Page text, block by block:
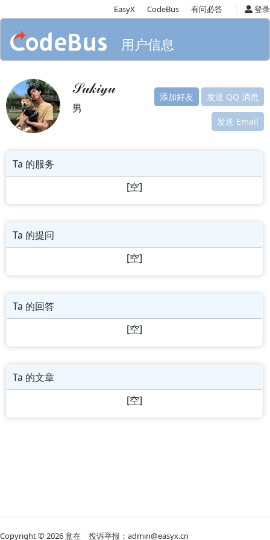
EasyX CodeBus 有问必答 登录
用户信息
𝒮𝓊𝓀𝒾𝓎𝓊
男
添加好友 发送 QQ 消息
发送 Email
Ta 的服务
[空]
Ta 的提问
[空]
Ta 的回答
[空]
Ta 的文章
[空]
Copyright © 2026意在 投诉举报：admin@easyx.cn